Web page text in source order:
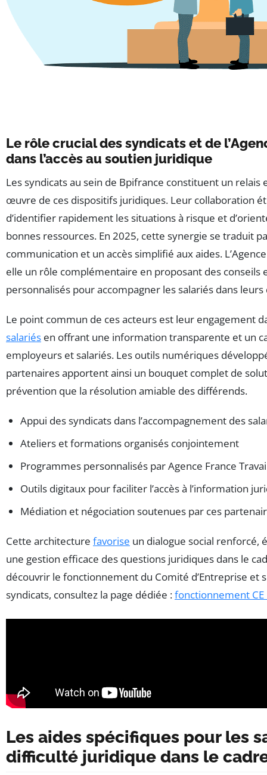
Le rôle crucial des syndicats et de
dans l’accès au soutien juridique
Les syndicats au sein de Bpifrance constituent un relais
œuvre de ces dispositifs juridiques. Leur collaboration
d’identifier rapidement les situations à risque et
bonnes ressources. En 2025, cette synergie se traduit
communication et un accès simplifié aux aides.
elle un rôle complémentaire en proposant des conseils
personnalisés pour accompagner les salariés dans
Le point commun de ces acteurs est leur engagement
salariés en offrant une information transparente et un
employeurs et salariés. Les outils numériques
partenaires apportent ainsi un bouquet complet de
prévention que la résolution amiable des différends.
Appui des syndicats dans l’accompagnement des
Ateliers et formations organisés conjointement
Programmes personnalisés par Agence France
Outils digitaux pour faciliter l’accès à l’information
Médiation et négociation soutenues par ces
Cette architecture favorise un dialogue social
une gestion efficace des questions juridiques dans le
découvrir le fonctionnement du Comité d’Entreprise et
syndicats, consultez la page dédiée :fonctionnement
Les aides spécifiques pour les
difficulté juridique dans le